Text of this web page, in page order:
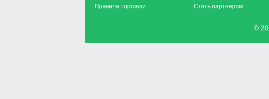
Правила торговли
Стать партнером
©